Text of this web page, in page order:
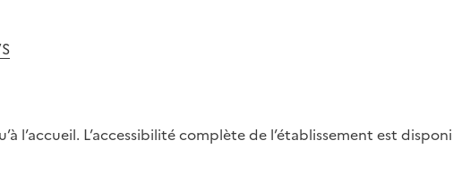
l’accueil. L’accessibilité complète de l’établissement est disponi